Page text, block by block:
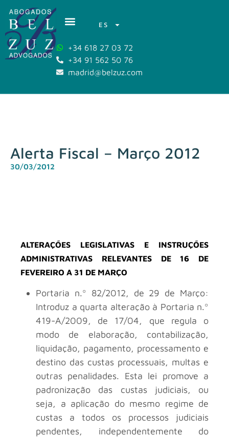
ES
+34 618 27 03 72
+34 91 562 50 76
madrid@belzuz.com
Alerta Fiscal – Março 2012
30/03/2012
ALTERAÇŐES LEGISLATIVAS E INSTRUÇŐES
ADMINISTRATIVAS RELEVANTES DE 16 DE
FEVEREIRO A 31 DE MARÇO
Portaria n.º 82/2012, de 29 de Março:
Introduz a quarta alteração à Portaria n.º
419-A/2009, de 17/04, que regula o
modo de elaboração, contabilização,
liquidação, pagamento, processamento e
destino das custas processuais, multas e
outras penalidades. Esta lei promove a
padronização das custas judiciais, ou
seja, a aplicação do mesmo regime de
custas a todos os processos judiciais
pendentes, independentemente do